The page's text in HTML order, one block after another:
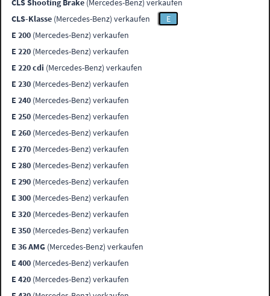
CLS Shooting Brake (Mercedes-Benz) verkaufen
CLS-Klasse (Mercedes-Benz) verkaufen
E
E 200 (Mercedes-Benz) verkaufen
E 220 (Mercedes-Benz) verkaufen
E 220 cdi (Mercedes-Benz) verkaufen
E 230 (Mercedes-Benz) verkaufen
E 240 (Mercedes-Benz) verkaufen
E 250 (Mercedes-Benz) verkaufen
E 260 (Mercedes-Benz) verkaufen
E 270 (Mercedes-Benz) verkaufen
E 280 (Mercedes-Benz) verkaufen
E 290 (Mercedes-Benz) verkaufen
E 300 (Mercedes-Benz) verkaufen
E 320 (Mercedes-Benz) verkaufen
E 350 (Mercedes-Benz) verkaufen
E 36 AMG (Mercedes-Benz) verkaufen
E 400 (Mercedes-Benz) verkaufen
E 420 (Mercedes-Benz) verkaufen